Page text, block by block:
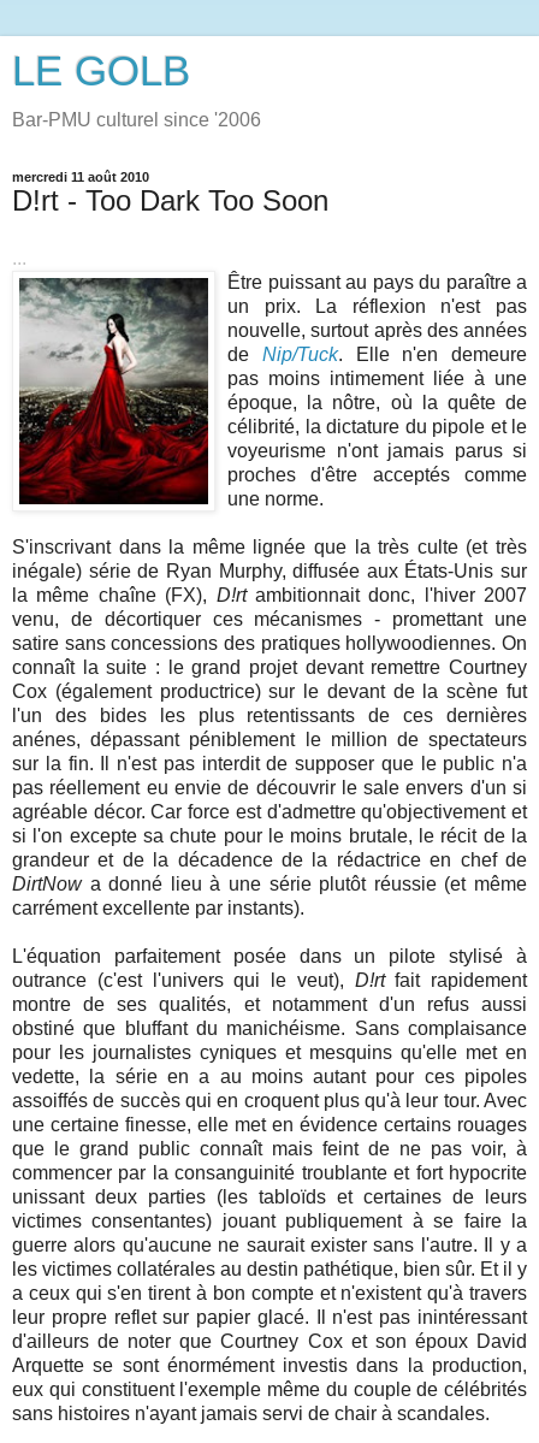
LE GOLB
Bar-PMU culturel since '2006
mercredi 11 août 2010
D!rt - Too Dark Too Soon
...
Être puissant au pays du paraître a
un prix. La réflexion n'est pas
nouvelle, surtout après des années
de Nip/Tuck. Elle n'en demeure
pas moins intimement liée à une
époque, la nôtre, où la quête de
célibrité, la dictature du pipole et le
voyeurisme n'ont jamais parus si
proches d'être acceptés comme
une norme.
S'inscrivant dans la même lignée que la très culte (et très
inégale) série de Ryan Murphy, diffusée aux États-Unis sur
la même chaîne (FX), D!rtambitionnait donc, l'hiver 2007
venu, de décortiquer ces mécanismes - promettant une
satire sans concessions des pratiques hollywoodiennes. On
connaît la suite : le grand projet devant remettre Courtney
Cox (également productrice) sur le devant de la scène fut
l'un des bides les plus retentissants de ces dernières
anénes, dépassant péniblement le million de spectateurs
sur la fin. Il n'est pas interdit de supposer que le public n'a
pas réellement eu envie de découvrir le sale envers d'un si
agréable décor. Car force est d'admettre qu'objectivement et
si l'on excepte sa chute pour le moins brutale, le récit de la
grandeur et de la décadence de la rédactrice en chef de
DirtNowa donné lieu à une série plutôt réussie (et même
carrément excellente par instants).
L'équation parfaitement posée dans un pilote stylisé à
outrance (c'est l'univers qui le veut), D!rtfait rapidement
montre de ses qualités, et notamment d'un refus aussi
obstiné que bluffant du manichéisme. Sans complaisance
pour les journalistes cyniques et mesquins qu'elle met en
vedette, la série en a au moins autant pour ces pipoles
assoiffés de succès qui en croquent plus qu'à leur tour. Avec
une certaine finesse, elle met en évidence certains rouages
que le grand public connaît mais feint de ne pas voir, à
commencer par la consanguinité troublante et fort hypocrite
unissant deux parties (les tabloïds et certaines de leurs
victimes consentantes) jouant publiquement à se faire la
guerre alors qu'aucune ne saurait exister sans l'autre. Il y a
les victimes collatérales au destin pathétique, bien sûr. Et il y
a ceux qui s'en tirent à bon compte et n'existent qu'à travers
leur propre reflet sur papier glacé. Il n'est pas inintéressant
d'ailleurs de noter que Courtney Cox et son époux David
Arquette se sont énormément investis dans la production,
eux qui constituent l'exemple même du couple de célébrités
sans histoires n'ayant jamais servi de chair à scandales.